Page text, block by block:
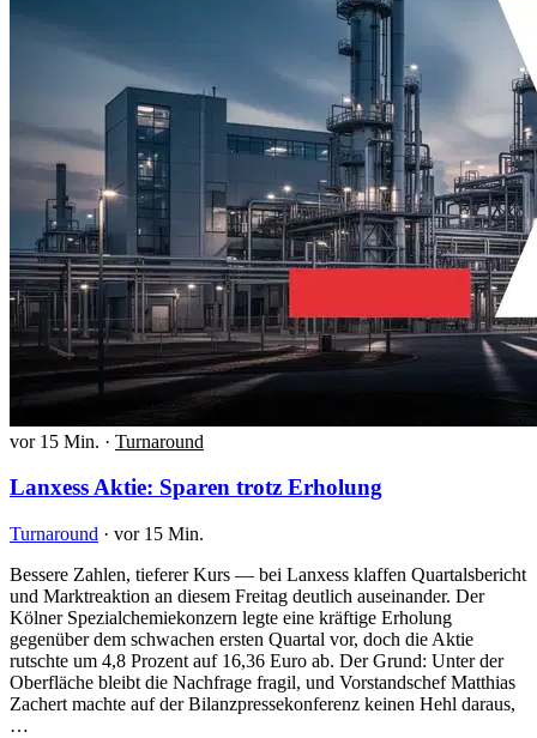
vor 15 Min. · Turnaround
Lanxess Aktie: Sparen trotz Erholung
Turnaround · vor 15 Min.
Bessere Zahlen, tieferer Kurs — bei Lanxess klaffen Quartalsbericht
und Marktreaktion an diesem Freitag deutlich auseinander. Der
Kölner Spezialchemiekonzern legte eine kräftige Erholung
gegenüber dem schwachen ersten Quartal vor, doch die Aktie
rutschte um 4,8 Prozent auf 16,36 Euro ab. Der Grund: Unter der
Oberfläche bleibt die Nachfrage fragil, und Vorstandschef Matthias
Zachert machte auf der Bilanzpressekonferenz keinen Hehl daraus,
…